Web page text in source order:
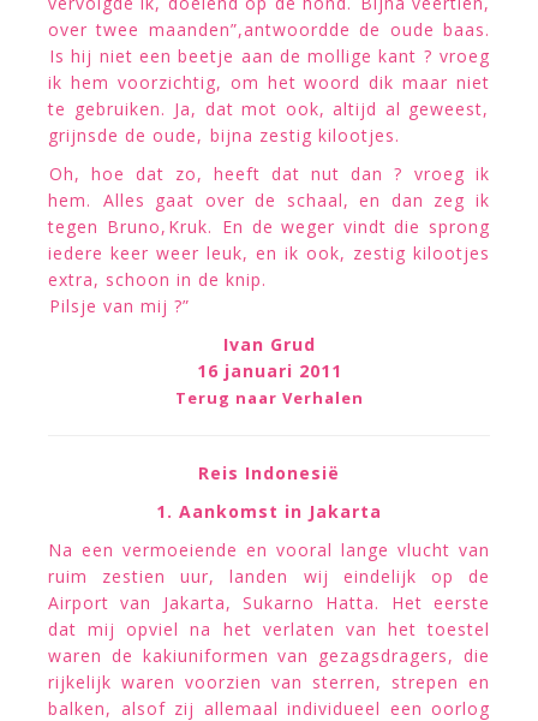
over twee maanden”,antwoordde de oude baas.
Is hij niet een beetje aan de mollige kant ? vroeg
ik hem voorzichtig, om het woord dik maar niet
te gebruiken. Ja, dat mot ook, altijd al geweest,
grijnsde de oude, bijna zestig kilootjes.
Oh, hoe dat zo, heeft dat nut dan ? vroeg ik
hem. Alles gaat over de schaal, en dan zeg ik
tegen Bruno,Kruk. En de weger vindt die sprong
iedere keer weer leuk, en ik ook, zestig kilootjes
extra, schoon in de knip.
Pilsje van mij ?”
Ivan Grud
16 januari 2011
Terug naar Verhalen
Reis Indonesië
1. Aankomst in Jakarta
Na een vermoeiende en vooral lange vlucht van
ruim zestien uur, landen wij eindelijk op de
Airport van Jakarta, Sukarno Hatta. Het eerste
dat mij opviel na het verlaten van het toestel
waren de kakiuniformen van gezagsdragers, die
rijkelijk waren voorzien van sterren, strepen en
balken, alsof zij allemaal individueel een oorlog